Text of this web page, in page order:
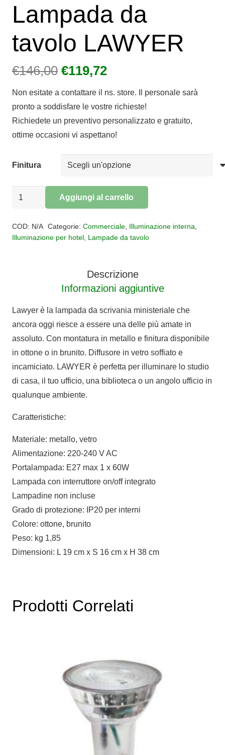
Lampada da
tavolo LAWYER
€146,00 Il
originale
era:
€146,00.
€119,72Il
attuale
è:
€119,72.
Non esitate a contattare il ns. store. Il personale sarà
pronto a soddisfare le vostre richieste!
Richiedete un preventivo personalizzato e gratuito,
ottime occasioni vi aspettano!
Finitura
Lampada
LAWYER
Aggiungi al carrello
COD: N/A Categorie: Commerciale, Illuminazione interna
Illuminazione per hotel Lampade da tavolo
Descrizione
Informazioni aggiuntive
Lawyer è la lampada da scrivania ministeriale che
ancora oggi riesce a essere una delle più amate in
assoluto. Con montatura in metallo e finitura disponibile
in ottone o in brunito. Diffusore in vetro soffiato e
incamiciato. LAWYER è perfetta per illuminare lo studio
di casa, il tuo ufficio, una biblioteca o un angolo ufficio in
qualunque ambiente.
Caratteristiche:
Materiale: metallo, vetro
Alimentazione: 220-240 V AC
Portalampada: E27 max 1 x 60W
Lampada con interruttore on/off integrato
Lampadine non incluse
Grado di protezione: IP20 per interni
Colore: ottone, brunito
Peso: kg 1,85
Dimensioni: L 19 cm x S 16 cm x H 38 cm
Prodotti Correlati